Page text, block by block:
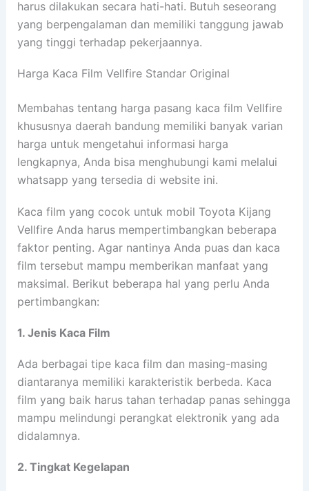
harus dilakukan secara hati-hati. Butuh seseorang
yang berpengalaman dan memiliki tanggung jawab
yang tinggi terhadap pekerjaannya.
Harga Kaca Film Vellfire Standar Original
Membahas tentang harga pasang kaca film Vellfire
khususnya daerah bandung memiliki banyak varian
harga untuk mengetahui informasi harga
lengkapnya, Anda bisa menghubungi kami melalui
whatsapp yang tersedia di website ini.
Kaca film yang cocok untuk mobil Toyota Kijang
Vellfire Anda harus mempertimbangkan beberapa
faktor penting. Agar nantinya Anda puas dan kaca
film tersebut mampu memberikan manfaat yang
maksimal. Berikut beberapa hal yang perlu Anda
pertimbangkan:
1. Jenis Kaca Film
Ada berbagai tipe kaca film dan masing-masing
diantaranya memiliki karakteristik berbeda. Kaca
film yang baik harus tahan terhadap panas sehingga
mampu melindungi perangkat elektronik yang ada
didalamnya.
2. Tingkat Kegelapan